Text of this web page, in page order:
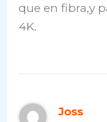
que en fibra,y
4K.
Joss